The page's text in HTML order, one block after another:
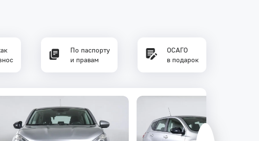
По паспорту
и правам
ОСАГО
в подарок